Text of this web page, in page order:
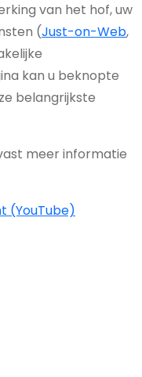
van het hof, uw
(Just-on-Web,
kan u beknopte
belangrijkste
meer informatie
(YouTube)